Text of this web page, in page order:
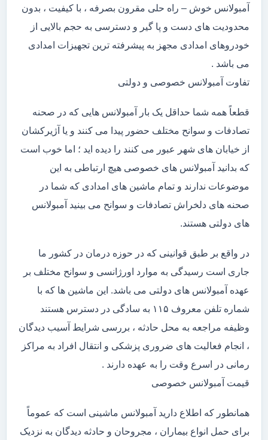
آمبولانس خوش – راه حلی مقرون بصرفه ، با کیفیت ، بدون
محدودیت های دست و پا گیر و دسترسی به حجم بالایی از
خودروهای امدادی مجهز به پیشرفته ترین تجهیزات امدادی
می باشد .
تفاوت آمبولانس خصوصی و دولتی
قطعاً همه شما حداقل یک بار آمبولانس هایی که در صحنه
تصادفات و سوانح مختلف حضور پیدا می کنند و یا آژیرکشان
از خیابان های شهر عبور می کنند را دیده اید ؛ اما خوب است
که بدانید آمبولانس های خصوصی هیچ ارتباطی به این
موضوعات ندارند و تمام ماشین های امدادی که شما در
صحنه های دلخراش تصادفات و سوانح می بینید آمبولانس
های دولتی هستند.
در واقع بر طبق قوانینی که در حوزه درمان در کشور ما
جاری است رسیدگی به موارد اورژانسی و سوانح مختلف بر
عهده آمبولانس های دولتی می باشد. این ماشین ها که با
شماره تلفن معروف ۱۱۵ به سادگی در دسترس هستند
وظیفه مراجعه به محل حادثه ، بررسی شرایط آسیب دیدگان
، انجام فعالیت های ضروری پزشکی و انتقال افراد به مراکز
رمانی در اسرع وقت را به عهده دارند .
قیمت آمبولانس خصوصی
همانطور که اطلاع دارید آمبولانس ماشینی است که عموماً
برای حمل انواع بیماران ، مجروحان و حادثه دیدگان به نزدیک